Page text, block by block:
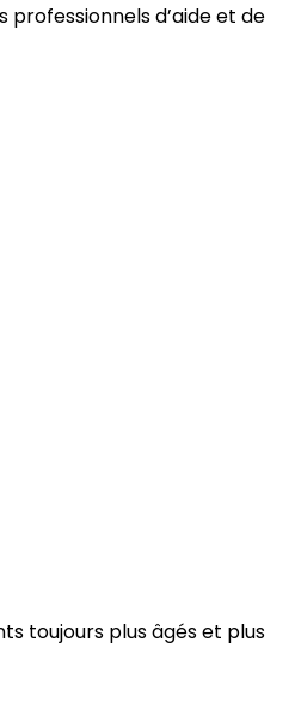
d’aide et de
toujours plus âgés et plus